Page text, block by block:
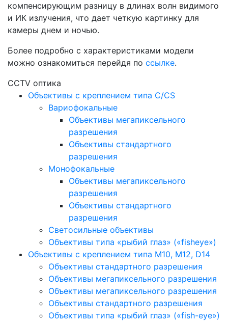
компенсирующим разницу в длинах волн видимого
и ИК излучения, что дает четкую картинку для
камеры днем и ночью.
Более подробно с характеристиками модели
можно ознакомиться перейдя по ссылке.
CCTV оптика
Объективы с креплением типа C/CS
Вариофокальные
Объективы мегапиксельного
разрешения
Объективы стандартного
разрешения
Монофокальные
Объективы мегапиксельного
разрешения
Объективы стандартного
разрешения
Светосильные объективы
Объективы типа «рыбий глаз» («fisheye»)
Объективы с креплением типа M10, M12, D14
Объективы стандартного разрешения
Объективы мегапиксельного разрешения
Объективы мегапиксельного разрешения
Объективы стандартного разрешения
Объективы типа «рыбий глаз» («fish-eye»)